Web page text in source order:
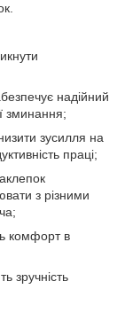
надійний
зминання;
зусилля на
праці;
з різними
комфорт в
зручність